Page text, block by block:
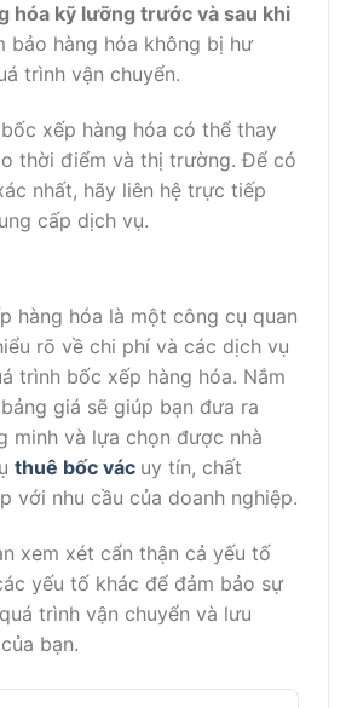
hóa kỹ lưỡng trước và sau khi
bảo hàng hóa không bị hư
trình vận chuyển.
xếp hàng hóa có thể thay
thời điểm và thị trường. Để có
nhất, hãy liên hệ trực tiếp
cấp dịch vụ.
hàng hóa là một công cụ quan
rõ về chi phí và các dịch vụ
trình bốc xếp hàng hóa. Nắm
giá sẽ giúp bạn đưa ra
minh và lựa chọn được nhà
thuê bốc vác uy tín, chất
với nhu cầu của doanh nghiệp.
xem xét cẩn thận cả yếu tố
yếu tố khác để đảm bảo sự
trình vận chuyển và lưu
bạn.